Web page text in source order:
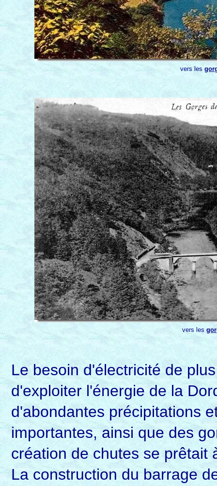
vers les
vers les
Le besoin d'électricité de
d'exploiter l'énergie de la
d'abondantes précipitations
importantes, ainsi que des
création de chutes se prêtait
La construction du barrage